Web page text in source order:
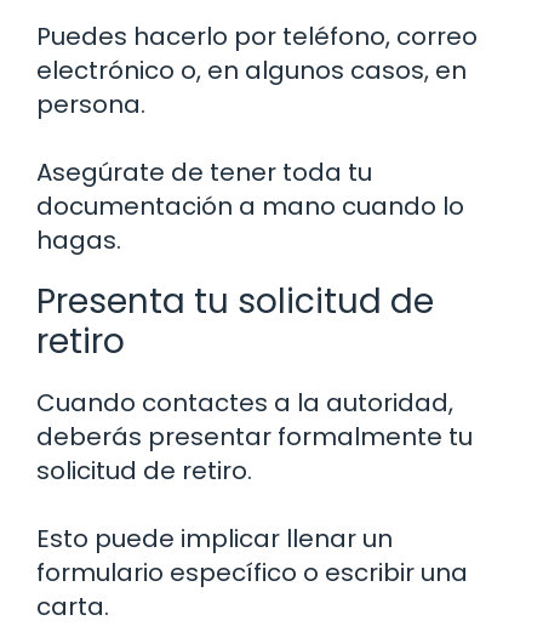
Puedes hacerlo por teléfono, correo
electrónico o, en algunos casos, en
persona.
Asegúrate de tener toda tu
documentación a mano cuando lo
hagas.
Presenta tu solicitud de
retiro
Cuando contactes a la autoridad,
deberás presentar formalmente tu
solicitud de retiro.
Esto puede implicar llenar un
formulario específico o escribir una
carta.